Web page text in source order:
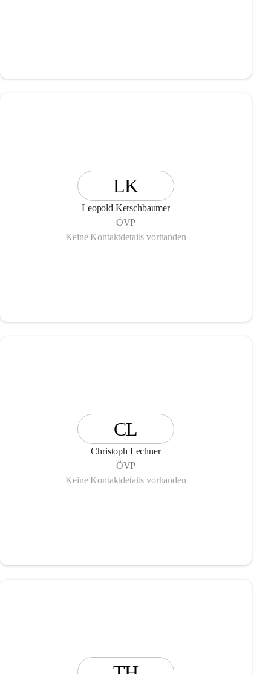
LK
Leopold Kerschbaumer
ÖVP
Keine Kontaktdetails vorhanden
CL
Christoph Lechner
ÖVP
Keine Kontaktdetails vorhanden